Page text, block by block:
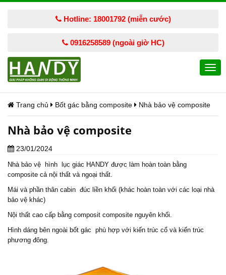
Hotline: 18001792 (miễn cước)
0916258589 (ngoài giờ HC)
Trang chủ Bốt gác bằng composite Nhà bảo vệ composite
Nhà bảo vệ composite
23/01/2024
Nhà bảo vệ hình lục giác HANDY được làm hoàn toàn bằng
composite cả nội thất và ngoại thất.
Mái và phần thân cabin đúc liền khối (khác hoàn toàn với các loại nhà
bảo vệ khác)
Nội thất cao cấp bằng composit composite nguyên khối.
Hình dáng bên ngoài bốt gác phù hợp với kiến trúc cổ và kiến trúc
phương đông.